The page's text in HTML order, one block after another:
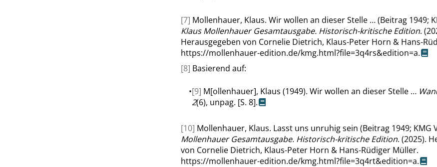
[7] Mollenhauer, Klaus. Wir wollen an dieser Stelle … (Beitrag 1949;
Klaus Mollenhauer Gesamtausgabe. Historisch-kritische Edition.
Herausgegeben von Cornelie Dietrich, Klaus-Peter Horn & Hans-
https://mollenhauer-edition.de/kmg.html?file=3q4rs&edition=a.
[8] Basierend auf:
•[9] M[ollenhauer], Klaus (1949). Wir wollen an dieser Stelle …
2(6), unpag. [S. 8].
[10] Mollenhauer, Klaus. Lasst uns unruhig sein (Beitrag 1949; KMG
Mollenhauer Gesamtausgabe. Historisch-kritische Edition. (2025).
von Cornelie Dietrich, Klaus-Peter Horn & Hans-Rüdiger Müller.
https://mollenhauer-edition.de/kmg.html?file=3q4rt&edition=a.